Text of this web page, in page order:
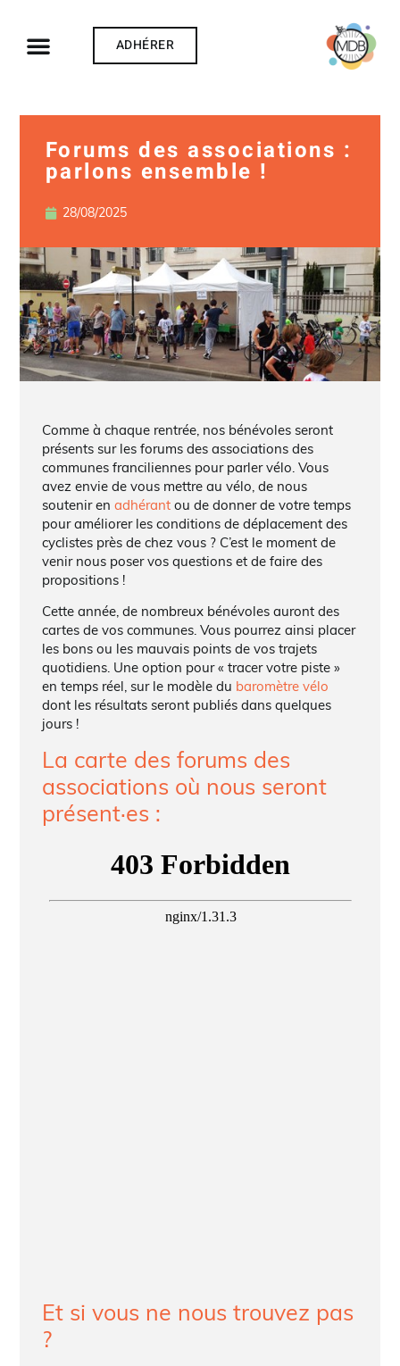
ADHÉRER
Forums des associations :
parlons ensemble !
28/08/2025
Comme à chaque rentrée, nos bénévoles seront
présents sur les forums des associations des
communes franciliennes pour parler vélo. Vous
avez envie de vous mettre au vélo, de nous
soutenir en adhérantou de donner de votre temps
pour améliorer les conditions de déplacement des
cyclistes près de chez vous ? C’est le moment de
venir nous poser vos questions et de faire des
propositions !
Cette année, de nombreux bénévoles auront des
cartes de vos communes. Vous pourrez ainsi placer
les bons ou les mauvais points de vos trajets
quotidiens. Une option pour « tracer votre piste »
en temps réel, sur le modèle du baromètre vélo
dont les résultats seront publiés dans quelques
jours !
La carte des forums des
associations où nous seront
présent·es :
Et si vous ne nous trouvez pas
?